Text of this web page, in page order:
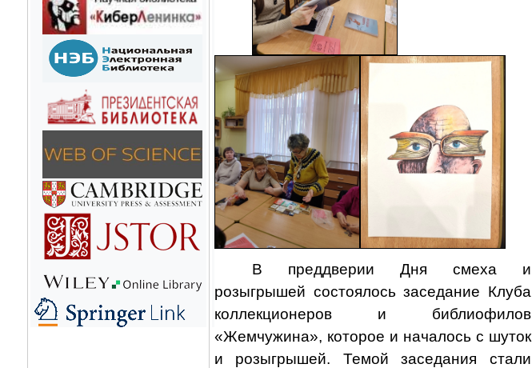
В преддверии Дня смеха и
розыгрышей состоялось заседание Клуба
коллекционеров и библиофилов
«Жемчужина», которое и началось с шуток
и розыгрышей. Темой заседания стали